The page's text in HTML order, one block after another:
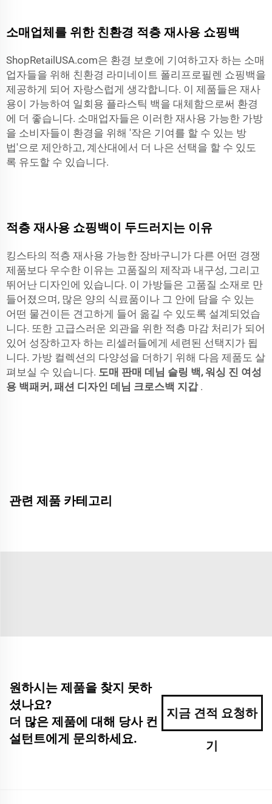
소매업체를 위한 친환경 적층 재사용 쇼핑백
ShopRetailUSA.com은 환경 보호에 기여하고자 하는 소매
업자들을 위해 친환경 라미네이트 폴리프로필렌 쇼핑백을
제공하게 되어 자랑스럽게 생각합니다. 이 제품들은 재사
용이 가능하여 일회용 플라스틱 백을 대체함으로써 환경
에 더 좋습니다. 소매업자들은 이러한 재사용 가능한 가방
을 소비자들이 환경을 위해 '작은 기여를 할 수 있는 방
법'으로 제안하고, 계산대에서 더 나은 선택을 할 수 있도
록 유도할 수 있습니다.
적층 재사용 쇼핑백이 두드러지는 이유
킹스타의 적층 재사용 가능한 장바구니가 다른 어떤 경쟁
제품보다 우수한 이유는 고품질의 제작과 내구성, 그리고
뛰어난 디자인에 있습니다. 이 가방들은 고품질 소재로 만
들어졌으며, 많은 양의 식료품이나 그 안에 담을 수 있는
어떤 물건이든 견고하게 들어 옮길 수 있도록 설계되었습
니다. 또한 고급스러운 외관을 위한 적층 마감 처리가 되어
있어 성장하고자 하는 리셀러들에게 세련된 선택지가 됩
니다. 가방 컬렉션의 다양성을 더하기 위해 다음 제품도 살
펴보실 수 있습니다. 도매 판매 데님 슬링 백, 워싱 진 여성
용 백패커, 패션 디자인 데님 크로스백 지갑 .
관련 제품 카테고리
원하시는 제품을 찾지 못하
셨나요?
더 많은 제품에 대해 당사 컨
설턴트에게 문의하세요.
지금 견적 요청하
기